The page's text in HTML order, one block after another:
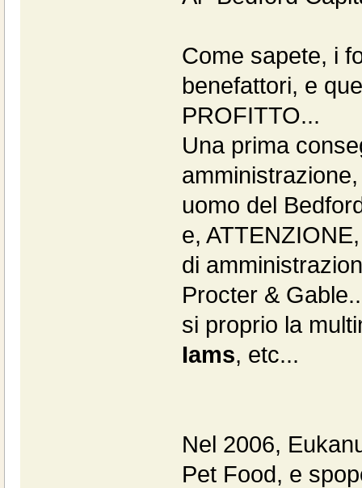
Come sapete, i
benefattori, e
PROFITTO...
Una prima
uomo del
e,
di
Procter &
si proprio la
Iams, etc...
Nel 2006,
Pet Food, e